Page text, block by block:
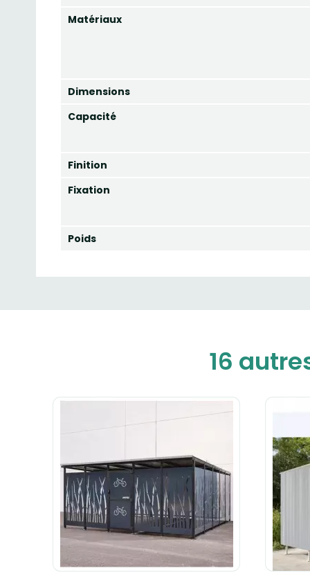
Matériaux
Dimensions
Capacité
Finition
Fixation
Poids
16